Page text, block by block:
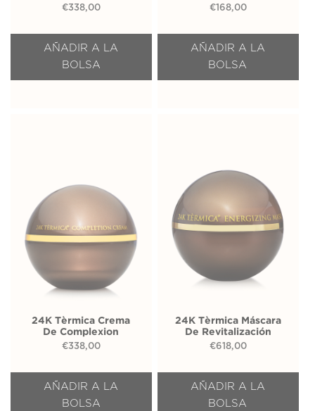
€338,00
AÑADIR A LA
BOLSA
€168,00
AÑADIR A LA
BOLSA
24K Tèrmica Crema
De Complexion
€338,00
AÑADIR A LA
BOLSA
24K Tèrmica Máscara
De Revitalización
€618,00
AÑADIR A LA
BOLSA